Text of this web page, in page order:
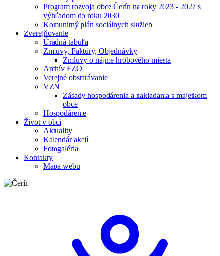
Program rozvoja obce Čerín na roky 2023 - 2027 s
výhľadom do roku 2030
Komunitný plán sociálnych služieb
Zverejňovanie
Úradná tabuľa
Zmluvy, Faktúry, Objednávky
Zmluvy o nájme hrobového miesta
Archív FZO
Verejné obstarávanie
VZN
Zásady hospodárenia a nakladania s majetkom
obce
Hospodárenie
Život v obci
Aktuality
Kalendár akcií
Fotogaléria
Kontakty
Mapa webu